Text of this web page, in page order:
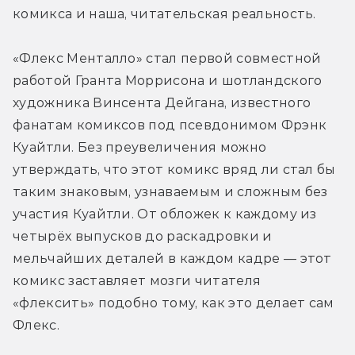
комикса и наша, читательская реальность.
«Флекс Менталло» стал первой совместной
работой Гранта Моррисона и шотландского
художника Винсента Дейгана, известного
фанатам комиксов под псевдонимом Фрэнк
Куайтли. Без преувеличения можно
утверждать, что этот комикс вряд ли стал бы
таким знаковым, узнаваемым и сложным без
участия Куайтли. От обложек к каждому из
четырёх выпусков до раскадровки и
мельчайших деталей в каждом кадре — этот
комикс заставляет мозги читателя
«флексить» подобно тому, как это делает сам
Флекс.